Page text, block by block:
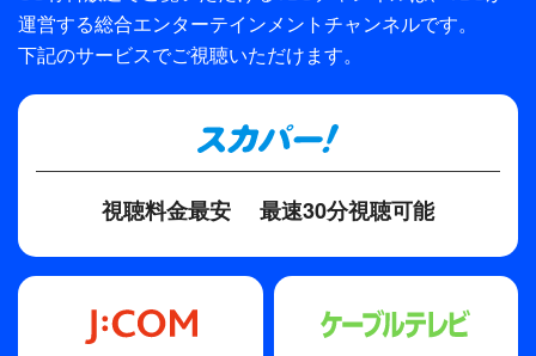
運営する総合エンターテインメントチャンネルです。
下記のサービスでご視聴いただけます。
視聴料金最安 最速30分視聴可能